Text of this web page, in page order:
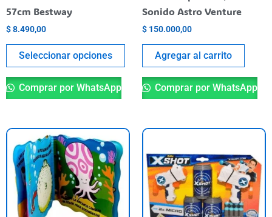
57cm Bestway
$8.490,00
Seleccionar opciones
producto
Comprar por WhatsApp
Sonido Astro Venture
$ 150.000,00
Agregar al carrito
Comprar por WhatsApp